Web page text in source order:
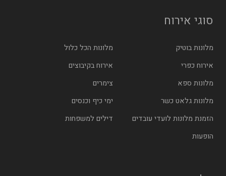
סוגי אירוח
מלונות בוטיק
מלונות הכל כלול
אירוח כפרי
אירוח בקיבוצים
מלונות ספא
צימרים
מלונות גלאט כשר
ימי כיף וכנסים
הזמנת מלונות לועדי עובדים
דילים למשפחות
הופעות